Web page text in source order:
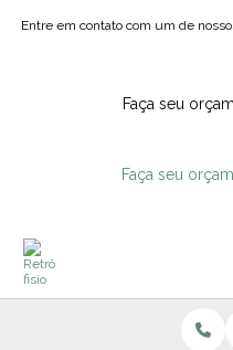
Entre em contato com um de
Faça seu
Faça seu